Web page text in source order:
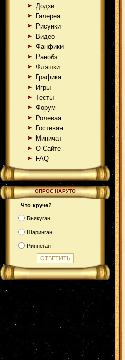
Додзи
Галерея
Рисунки
Видео
Фанфики
Ранобэ
Флэшки
Графика
Игры
Тесты
Форум
Ролевая
Гостевая
Миничат
О Сайте
FAQ
ОПРОС НАРУТО
Что круче?
Бьякуган
Шаринган
Риннеган